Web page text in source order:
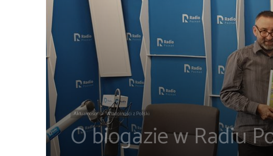
Aktualności Wiadomości z Polski
O biogazie w Radiu